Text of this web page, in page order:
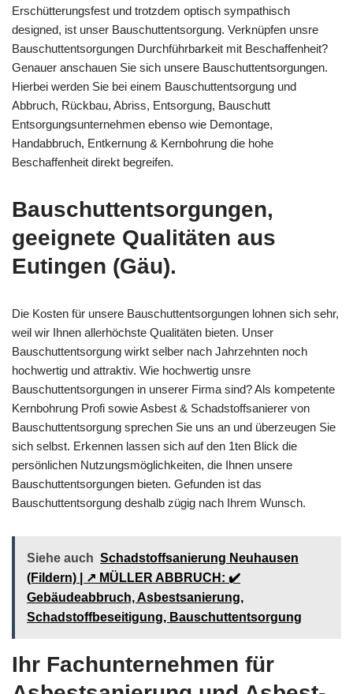
Erschütterungsfest und trotzdem optisch sympathisch
designed, ist unser Bauschuttentsorgung. Verknüpfen unsre
Bauschuttentsorgungen Durchführbarkeit mit Beschaffenheit?
Genauer anschauen Sie sich unsere Bauschuttentsorgungen.
Hierbei werden Sie bei einem Bauschuttentsorgung und
Abbruch, Rückbau, Abriss, Entsorgung, Bauschutt
Entsorgungsunternehmen ebenso wie Demontage,
Handabbruch, Entkernung & Kernbohrung die hohe
Beschaffenheit direkt begreifen.
Bauschuttentsorgungen,
geeignete Qualitäten aus
Eutingen (Gäu).
Die Kosten für unsere Bauschuttentsorgungen lohnen sich sehr,
weil wir Ihnen allerhöchste Qualitäten bieten. Unser
Bauschuttentsorgung wirkt selber nach Jahrzehnten noch
hochwertig und attraktiv. Wie hochwertig unsre
Bauschuttentsorgungen in unserer Firma sind? Als kompetente
Kernbohrung Profi sowie Asbest & Schadstoffsanierer von
Bauschuttentsorgung sprechen Sie uns an und überzeugen Sie
sich selbst. Erkennen lassen sich auf den 1ten Blick die
persönlichen Nutzungsmöglichkeiten, die Ihnen unsere
Bauschuttentsorgungen bieten. Gefunden ist das
Bauschuttentsorgung deshalb zügig nach Ihrem Wunsch.
Siehe auch Schadstoffsanierung Neuhausen
(Fildern) | ↗️ MÜLLER ABBRUCH: ✔️
Gebäudeabbruch, Asbestsanierung,
Schadstoffbeseitigung, Bauschuttentsorgung
Ihr Fachunternehmen für